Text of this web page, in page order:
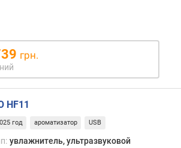
грн.
HF11
год ароматизатор USB
увлажнитель, ультразвуковой